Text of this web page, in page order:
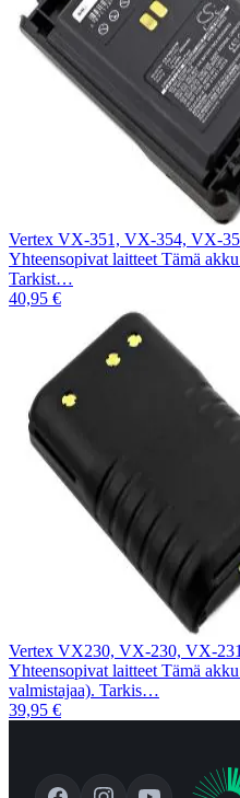
Vertex VX-351, VX-354, VX-
Yhteensopivat laitteet Tämä
Tarkist…
40,95 €
Vertex VX230, VX-230, VX-
Yhteensopivat laitteet Tämä
valmistajaa). Tarkis…
39,95 €